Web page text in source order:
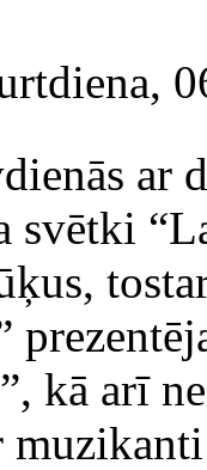
ar
svētki
kā arī